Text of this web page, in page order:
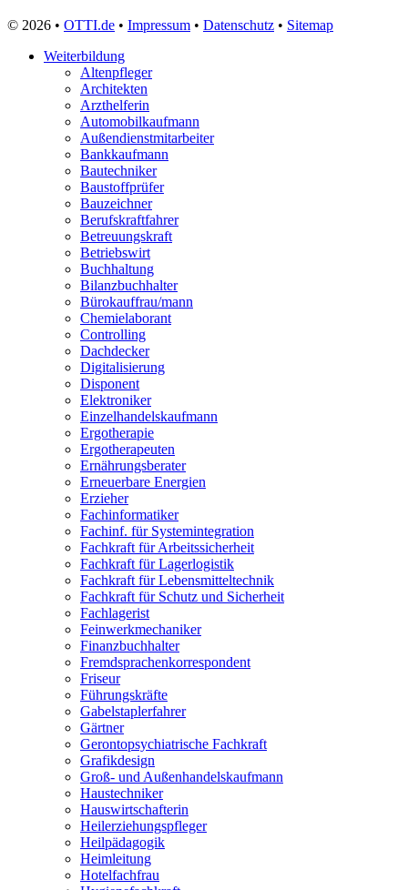
Zweiradmechaniker
© 2026 • OTTI.de • Impressum • Datenschutz • Sitemap
Weiterbildung
Altenpfleger
Architekten
Arzthelferin
Automobilkaufmann
Außendienstmitarbeiter
Bankkaufmann
Bautechniker
Baustoffprüfer
Bauzeichner
Berufskraftfahrer
Betreuungskraft
Betriebswirt
Buchhaltung
Bilanzbuchhalter
Bürokauffrau/mann
Chemielaborant
Controlling
Dachdecker
Digitalisierung
Disponent
Elektroniker
Einzelhandelskaufmann
Ergotherapie
Ergotherapeuten
Ernährungsberater
Erneuerbare Energien
Erzieher
Fachinformatiker
Fachinf. für Systemintegration
Fachkraft für Arbeitssicherheit
Fachkraft für Lagerlogistik
Fachkraft für Lebensmitteltechnik
Fachkraft für Schutz und Sicherheit
Fachlagerist
Feinwerkmechaniker
Finanzbuchhalter
Fremdsprachenkorrespondent
Friseur
Führungskräfte
Gabelstaplerfahrer
Gärtner
Gerontopsychiatrische Fachkraft
Grafikdesign
Groß- und Außenhandelskaufmann
Haustechniker
Hauswirtschafterin
Heilerziehungspfleger
Heilpädagogik
Heimleitung
Hotelfachfrau